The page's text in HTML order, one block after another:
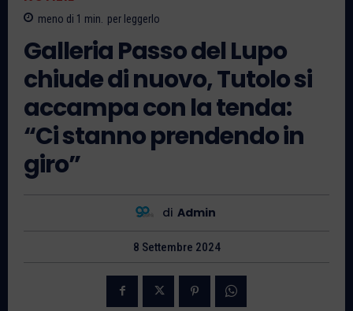
meno di 1 min. per leggerlo
Galleria Passo del Lupo
chiude di nuovo, Tutolo si
accampa con la tenda:
“Ci stanno prendendo in
giro”
di Admin
8 Settembre 2024